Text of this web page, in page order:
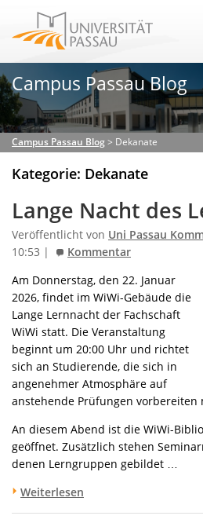
Campus Passau Blog
Campus Passau Blog> Dekanate
Kategorie: Dekanate
Lange Nacht des
Veröffentlicht von Uni Passau
10:53 |
Kommentar
Am Donnerstag, den 22. Januar
2026, findet im WiWi-Gebäude die
Lange Lernnacht der Fachschaft
WiWi statt. Die Veranstaltung
beginnt um 20:00 Uhr und richtet
sich an Studierende, die sich in
angenehmer Atmosphäre auf
anstehende Prüfungen vorbereiten
An diesem Abend ist die WiWi-
geöffnet. Zusätzlich stehen
denen Lerngruppen gebildet …
Weiterlesen